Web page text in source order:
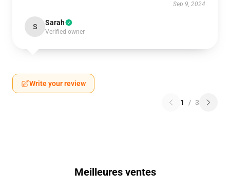
Sep 9, 2024
S Sarah
Verified owner
Write your review
1 / 3
Meilleures ventes